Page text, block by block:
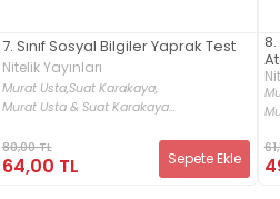
7. Sınıf Sosyal Bilgiler Yaprak Test
Nitelik Yayınları
Murat Usta,Suat Karakaya,
Murat Usta & Suat Karakaya...
80,00 TL
64,00 TL Sepete Ekle
8.